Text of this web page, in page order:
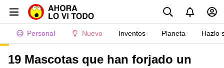
Personal Nuevo Inventos Planeta Hazlo
19 Mascotas que han forjado un